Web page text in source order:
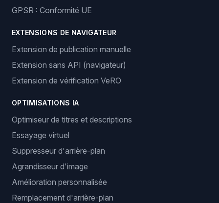
GPSR : Conformité UE
EXTENSIONS DE NAVIGATEUR
Extension de publication manuelle
Extension sans API (navigateur)
Extension de vérification VeRO
OPTIMISATIONS IA
Optimiseur de titres et descriptions
Essayage virtuel
Suppresseur d'arrière-plan
Agrandisseur d'image
Amélioration personnalisée
Remplacement d'arrière-plan